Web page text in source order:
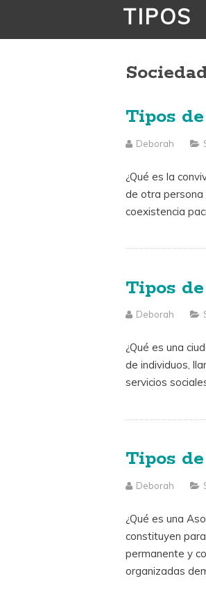
TIPOS
Tipos
Deborah
¿Qué es la
de otra persona
coexistencia
Tipos
Deborah
¿Qué es una
de individuos,
servicios
Tipos
Deborah
¿Qué es una
constituyen
permanente y
organizadas